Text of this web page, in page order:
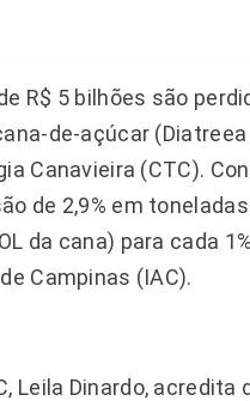
R$ 5 bilhões são
de-açúcar
Canavieira (CTC).
de 2,9% em
da cana) para cada
Campinas (IAC).
Leila Dinardo,